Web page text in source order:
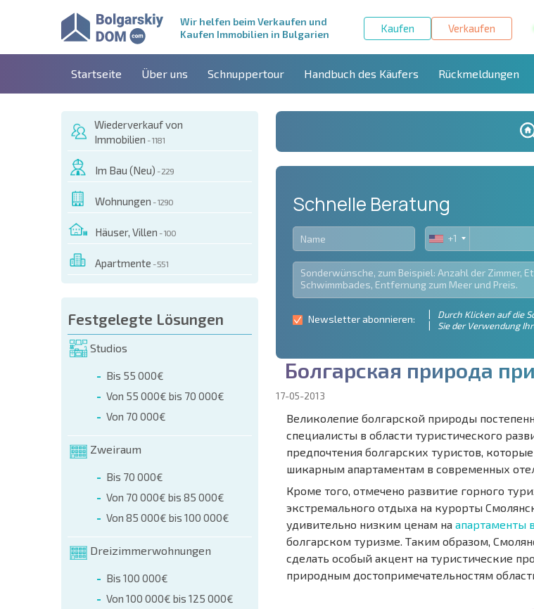
Wir helfen beim Verkaufen und
Kaufen Immobilien in Bulgarien
Kaufen Verkaufen
Startseite Über uns Schnuppertour Handbuch des Käufers Rückmeldungen
Wiederverkauf von
Immobilien - 1181
Im Bau (Neu) - 229
Wohnungen - 1290
Häuser, Villen - 100
Apartmente - 551
Festgelegte Lösungen
Studios
Bis 55 000€
Von 55 000€ bis 70 000€
Von 70 000€
Zweiraum
Bis 70 000€
Von 70 000€ bis 85 000€
Von 85 000€ bis 100 000€
Dreizimmerwohnungen
Bis 100 000€
Von 100 000€ bis 125 000€
Schnelle Beratung
United
+1
+1
Newsletter abonnieren:
Durch Klicken auf die
Sie der Verwendung
Болгарская природа при
17-05-2013
Великолепие болгарской природы
специалисты в области туристического
предпочтения болгарских туристов,
шикарным апартаментам в современных
Кроме того, отмечено развитие горного
экстремального отдыха на курорты
удивительно низким ценам на апартаменты
болгарском туризме. Таким образом,
сделать особый акцент на туристические
природным достопримечательностям